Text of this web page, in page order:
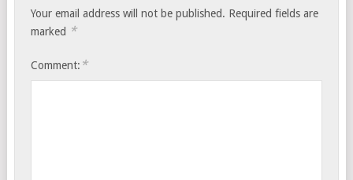
Your email address will not be published. Required fields are
marked *
Comment: *